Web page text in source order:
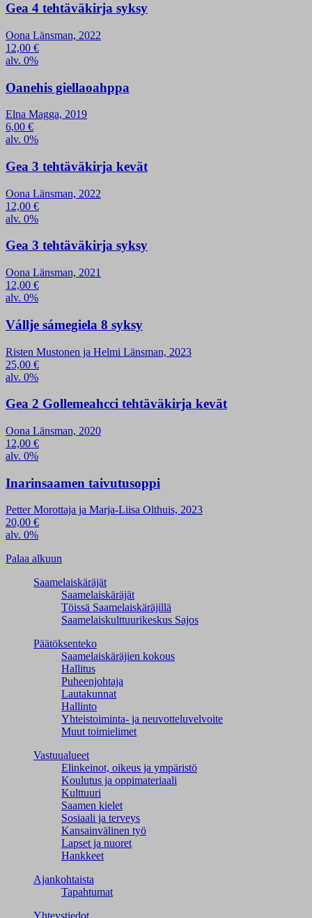
Gea 4 tehtäväkirja syksy
Oona Länsman, 2022
12,00 €
alv. 0%
Oanehis giellaoahppa
Elna Magga, 2019
6,00 €
alv. 0%
Gea 3 tehtäväkirja kevät
Oona Länsman, 2022
12,00 €
alv. 0%
Gea 3 tehtäväkirja syksy
Oona Länsman, 2021
12,00 €
alv. 0%
Vállje sámegiela 8 syksy
Risten Mustonen ja Helmi Länsman, 2023
25,00 €
alv. 0%
Gea 2 Gollemeahcci tehtäväkirja kevät
Oona Länsman, 2020
12,00 €
alv. 0%
Inarinsaamen taivutusoppi
Petter Morottaja ja Marja-Liisa Olthuis, 2023
20,00 €
alv. 0%
Palaa alkuun
Saamelaiskäräjät
Saamelaiskäräjät
Töissä Saamelaiskäräjillä
Saamelaiskulttuuri­keskus Sajos
Päätöksenteko
Saamelaiskäräjien kokous
Hallitus
Puheenjohtaja
Lautakunnat
Hallinto
Yhteistoiminta- ja neuvotteluvelvoite
Muut toimielimet
Vastuualueet
Elinkeinot, oikeus ja ympäristö
Koulutus ja oppimateriaali
Kulttuuri
Saamen kielet
Sosiaali ja terveys
Kansainvälinen työ
Lapset ja nuoret
Hankkeet
Ajankohtaista
Tapahtumat